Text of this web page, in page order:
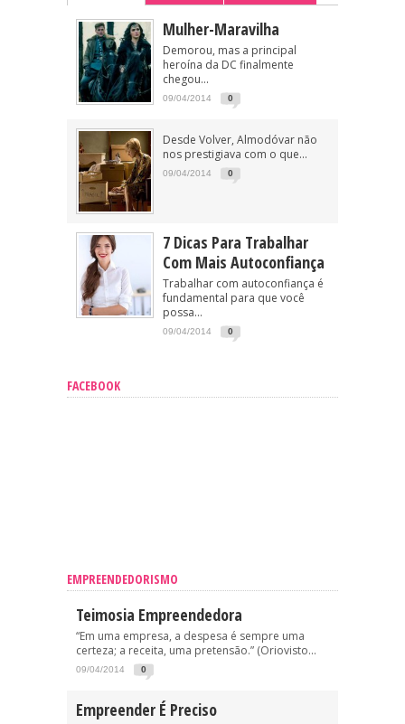
Mulher-Maravilha
Demorou, mas a principal
heroína da DC finalmente
chegou...
09/04/2014 0
Desde Volver, Almodóvar não
nos prestigiava com o que...
09/04/2014 0
7 Dicas Para Trabalhar
Com Mais Autoconfiança
Trabalhar com autoconfiança é
fundamental para que você
possa...
09/04/2014 0
FACEBOOK
EMPREENDEDORISMO
Teimosia Empreendedora
“Em uma empresa, a despesa é sempre uma
certeza; a receita, uma pretensão.” (Oriovisto...
09/04/2014 0
Empreender É Preciso